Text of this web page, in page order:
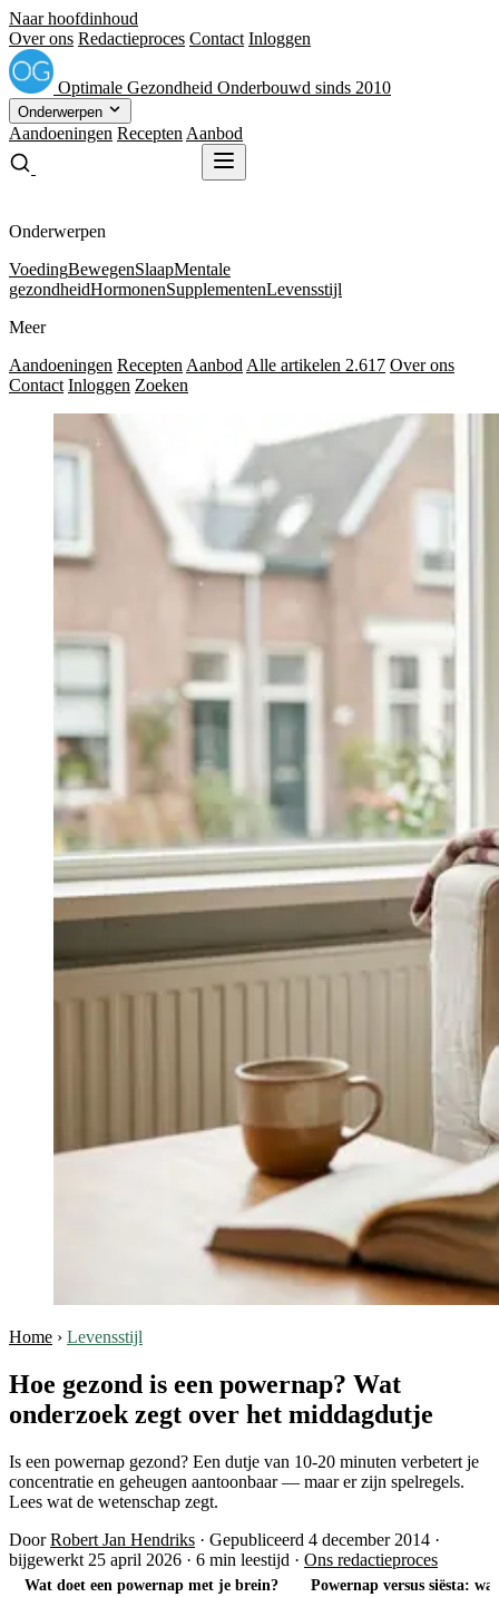
Naar hoofdinhoud
Over ons Redactieproces Contact Inloggen
Optimale Gezondheid Onderbouwd sinds 2010
Onderwerpen
Aandoeningen Recepten Aanbod
Onderwerpen
VoedingBewegenSlaapMentale
gezondheidHormonenSupplementenLevensstijl
Meer
Aandoeningen Recepten Aanbod Alle artikelen 2.617 Over ons
Contact Inloggen Zoeken
Home › Levensstijl
Hoe gezond is een powernap? Wat
onderzoek zegt over het middagdutje
Is een powernap gezond? Een dutje van 10-20 minuten verbetert je
concentratie en geheugen aantoonbaar — maar er zijn spelregels.
Lees wat de wetenschap zegt.
DoorRobert Jan Hendriks · Gepubliceerd 4 december 2014 ·
bijgewerkt 25 april 2026 · 6 min leestijd · Ons redactieproces
Wat doet een powernap met je brein? Powernap versus siësta: